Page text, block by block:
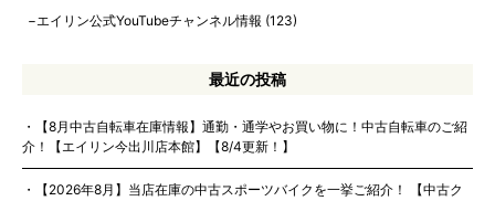
エイリン公式YouTubeチャンネル情報 (123)
最近の投稿
【8月中古自転車在庫情報】通勤・通学やお買い物に！中古自転車のご紹
介！【エイリン今出川店本館】【8/4更新！】
【2026年8月】当店在庫の中古スポーツバイクを一挙ご紹介！ 【中古ク